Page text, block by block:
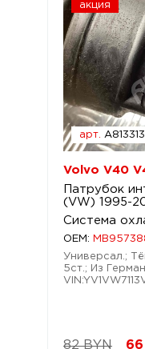
акция
арт. A813313
Volvo V40
Патрубок
(VW) 1995-
Система
OEM:
Универсал.;
5ст.; Из
82 BYN 66